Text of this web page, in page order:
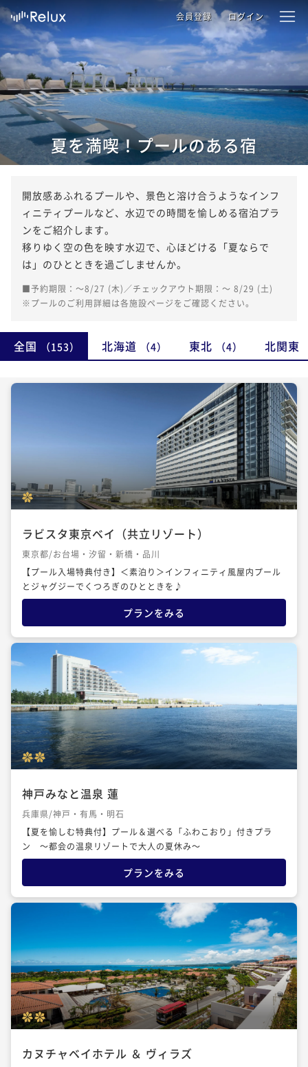
会員登録 ログイン
夏を満喫！プールのある宿
開放感あふれるプールや、景色と溶け合うようなインフ
ィニティプールなど、水辺での時間を愉しめる宿泊プラ
ンをご紹介します。
移りゆく空の色を映す水辺で、心ほどける「夏ならで
は」のひとときを過ごしませんか。
■予約期限：～8/27 (木)／チェックアウト期限：～ 8/29 (土)
※プールのご利用詳細は各施設ページをご確認ください。
全国 （153） 北海道 （4） 東北 （4） 北関東
ラビスタ東京ベイ（共立リゾート）
東京都/お台場・汐留・新橋・品川
【プール入場特典付き】＜素泊り＞インフィニティ風屋内プール
とジャグジーでくつろぎのひとときを♪
プランをみる
神戸みなと温泉 蓮
兵庫県/神戸・有馬・明石
【夏を愉しむ特典付】プール＆選べる「ふわこおり」付きプラ
ン ～都会の温泉リゾートで大人の夏休み～
プランをみる
カヌチャベイホテル ＆ ヴィラズ